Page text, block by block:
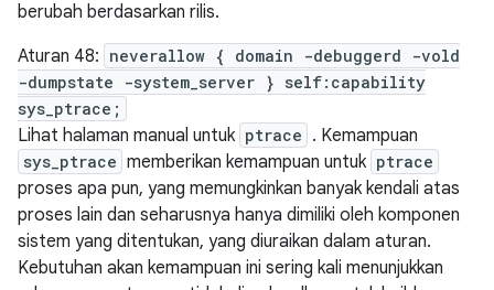
berubah berdasarkan rilis.
Aturan 48: neverallow { domain -debuggerd -vold
-dumpstate -system_server } self:capability
sys_ptrace;
Lihat halaman manual untuk ptrace . Kemampuan
sys_ptrace memberikan kemampuan untuk ptrace
proses apa pun, yang memungkinkan banyak kendali atas
proses lain dan seharusnya hanya dimiliki oleh komponen
sistem yang ditentukan, yang diuraikan dalam aturan.
Kebutuhan akan kemampuan ini sering kali menunjukkan